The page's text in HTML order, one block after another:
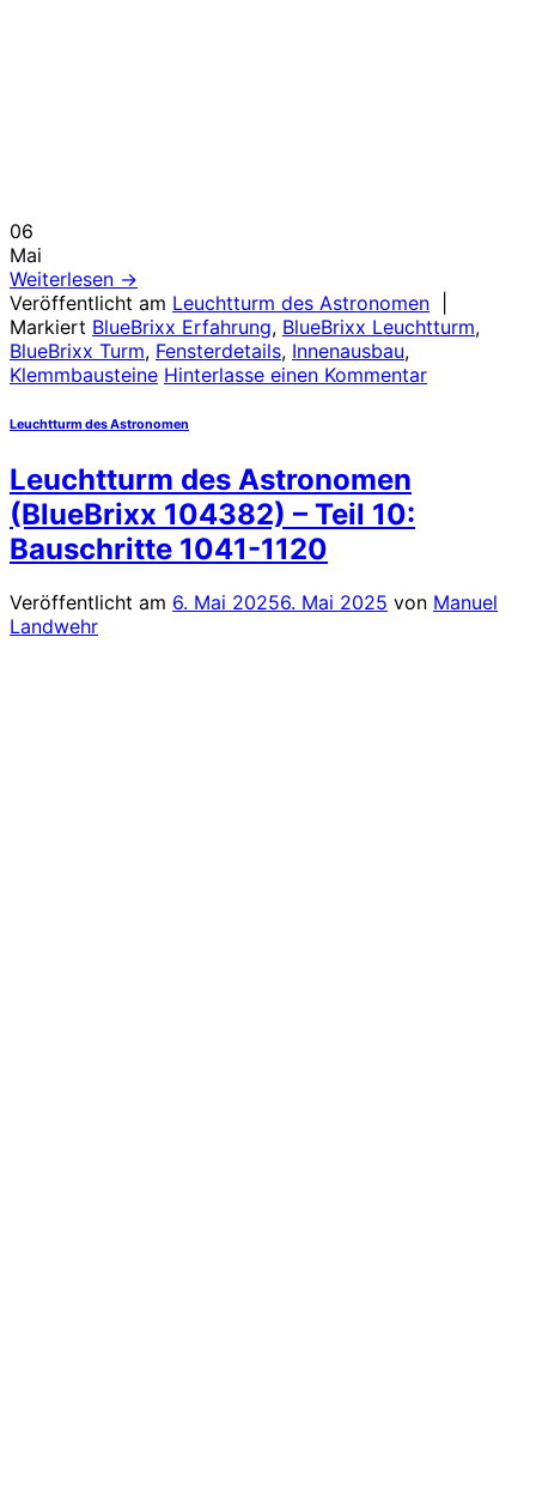
06
Mai
Weiterlesen →
Veröffentlicht am Leuchtturm des Astronomen
Markiert BlueBrixx Erfahrung, BlueBrixx Leuchtturm,
BlueBrixx Turm, Fensterdetails, Innenausbau,
Klemmbausteine Hinterlasse einen Kommentar
Leuchtturm des Astronomen
Leuchtturm des Astronomen
(BlueBrixx 104382) – Teil 10:
Bauschritte 1041-1120
Veröffentlicht am 6. Mai 20256. Mai 2025 von Manuel
Landwehr